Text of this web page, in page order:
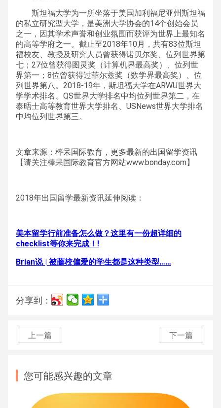
斯坦福大学为一所坐落于美国加利福尼亚州斯坦福
的私立研究型大学，是美洲大学协会的14个创始会员
之一，因其学术声誉和创业氛围而获评为世界上最知名
的高等学府之一。截止至2018年10月，共有83位斯坦
福校友、教授及研究人员曾获得诺贝尔奖、位列世界第
七；27位曾获得图灵奖（计算机界最高奖）、位列世
界第一；8位曾获得过菲尔兹奖（数学界最高奖）、位
列世界第八。2018-19年，斯坦福大学在ARWU世界大
学学术排名、QS世界大学排名中均位列世界第二，在
泰晤士高等教育世界大学排名、USNews世界大学排名
中均位列世界第三。
文章来源：棒呆国际教育，更多最新的出国留学资讯
【请关注棒呆国际教育官方网站www.bonday.com】
2018年出国留学最新资讯延伸阅读：
美本留学行前准备怎么做？这里有一份超详细的
checklist等你来完成！!
Brian说 | 被藤校偏爱的学生都是这种类型……
分享到：
上一篇 下一篇
您可能感兴趣的文章